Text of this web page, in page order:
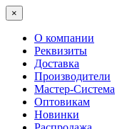
×
О компании
Реквизиты
Доставка
Производители
Мастер-Система
Оптовикам
Новинки